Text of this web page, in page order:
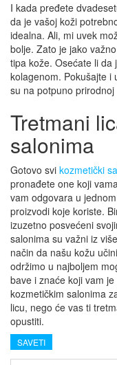
I kada pređete
da je vašoj koži
idealna. Ali, mi uvek
bolje. Zato je jako
tipa kože. Osećate li da
kolagenom. Pokušajte i
su na potpuno prirodnoj
Tretmani
salonima
Gotovo svi kozmetički
pronađete one koji
vam odgovara u
proizvodi koje koriste.
izuzetno posvećeni
salonima su važni iz
način da našu kožu
održimo u najboljem
bave i znaće koji vam
kozmetičkim salonima
licu, nego će vas ti
opustiti.
SAVETI